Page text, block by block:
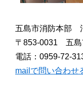
五島市消防本部
〒853-0031 五
電話：0959-72-
mailで問い合わせ